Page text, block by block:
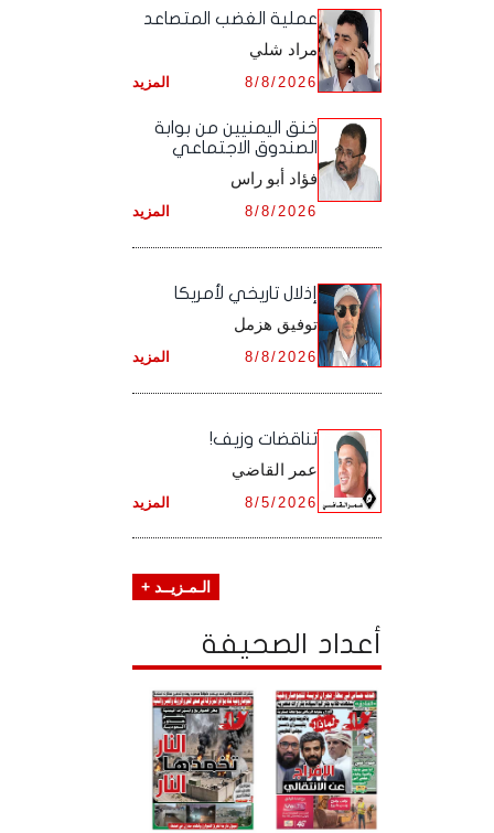
أرشيف شهر نـوفـمـبـر ,
أرشيف شهر ديـسـمـبـر ,
أرشيف شهر أكـتـوبـر ,
أرشيف شهر نـوفـمـبـر ,
أرشيف شهر ديـسـمـبـر ,
أرشيف شهر سـبـتـمـبـر ,
أرشيف شهر أكـتـوبـر ,
أرشيف شهر نـوفـمـبـر ,
أرشيف شهر ديـسـمـبـر ,
‏عملية الغضب المتصاعد
مراد شلي
المزيد 8/8/2026
خنق اليمنيين من بوابة
الصندوق الاجتماعي
فؤاد أبو راس
المزيد 8/8/2026
إذلال تاريخي لأمريكا
توفيق هزمل
المزيد 8/8/2026
تناقضات وزيف!
عمر القاضي
المزيد 8/5/2026
الـمـزيــد +
أعداد الصحيفة